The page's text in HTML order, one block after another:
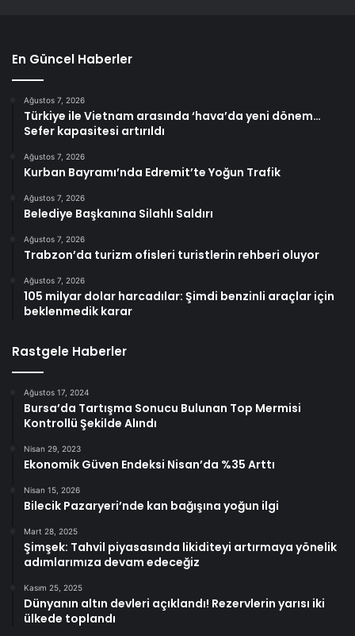
En Güncel Haberler
Ağustos 7, 2026
Türkiye ile Vietnam arasında ‘hava’da yeni dönem…
Sefer kapasitesi artırıldı
Ağustos 7, 2026
Kurban Bayramı’nda Edremit’te Yoğun Trafik
Ağustos 7, 2026
Belediye Başkanına Silahlı Saldırı
Ağustos 7, 2026
Trabzon’da turizm ofisleri turistlerin rehberi oluyor
Ağustos 7, 2026
105 milyar dolar harcadılar: Şimdi benzinli araçlar için
beklenmedik karar
Rastgele Haberler
Ağustos 17, 2024
Bursa’da Tartışma Sonucu Bulunan Top Mermisi
Kontrollü Şekilde Alındı
Nisan 29, 2023
Ekonomik Güven Endeksi Nisan’da %35 Arttı
Nisan 15, 2026
Bilecik Pazaryeri’nde kan bağışına yoğun ilgi
Mart 28, 2025
Şimşek: Tahvil piyasasında likiditeyi artırmaya yönelik
adımlarımıza devam edeceğiz
Kasım 25, 2025
Dünyanın altın devleri açıklandı! Rezervlerin yarısı iki
ülkede toplandı